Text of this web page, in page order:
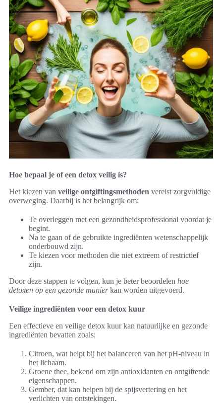
Hoe bepaal je of een detox veilig is?
Het kiezen van veilige ontgiftingsmethoden vereist zorgvuldige
overweging. Daarbij is het belangrijk om:
Te overleggen met een gezondheidsprofessional voordat je
begint.
Na te gaan of de gebruikte ingrediënten wetenschappelijk
onderbouwd zijn.
Te kiezen voor methoden die niet extreem of restrictief
zijn.
Door deze stappen te volgen, kun je beter beoordelen hoe
detoxen op een gezonde manierkan worden uitgevoerd.
Veilige ingrediënten voor een detox kuur
Een effectieve en veilige detox kuur kan natuurlijke en gezonde
ingrediënten bevatten zoals:
Citroen, wat helpt bij het balanceren van het pH-niveau in
het lichaam.
Groene thee, bekend om zijn antioxidanten en ontgiftende
eigenschappen.
Gember, dat kan helpen bij de spijsvertering en het
verlichten van ontstekingen.